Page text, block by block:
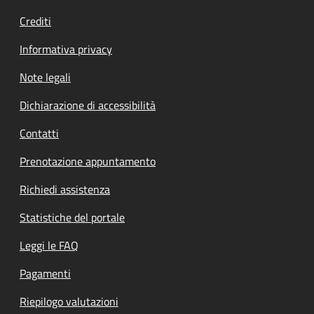
Crediti
Informativa privacy
Note legali
Dichiarazione di accessibilità
Contatti
Prenotazione appuntamento
Richiedi assistenza
Statistiche del portale
Leggi le FAQ
Pagamenti
Riepilogo valutazioni